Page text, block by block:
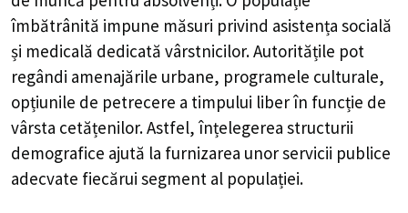
îmbătrânită impune măsuri privind asistența socială
și medicală dedicată vârstnicilor. Autoritățile pot
regândi amenajările urbane, programele culturale,
opțiunile de petrecere a timpului liber în funcție de
vârsta cetățenilor. Astfel, înțelegerea structurii
demografice ajută la furnizarea unor servicii publice
adecvate fiecărui segment al populației.